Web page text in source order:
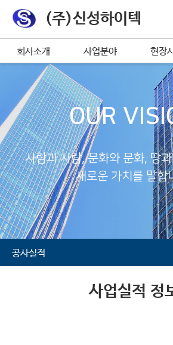
(주)신성하이텍
회사소개 사업분야 현장
OUR
사람과 사람, 문화와 문화, 땅
새로운 가치를 말합
공사실적
사업실적 정